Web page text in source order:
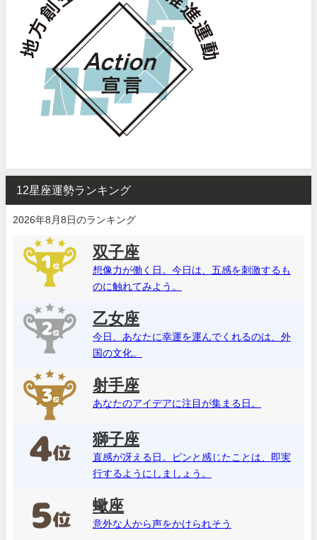
12星座運勢ランキング
2026年8月8日のランキング
双子座
想像力が働く日。今日は、五感を刺激するも
のに触れてみよう。
乙女座
今日、あなたに幸運を運んでくれるのは、外
国の文化。
射手座
あなたのアイデアに注目が集まる日。
獅子座
直感が冴える日。ピンと感じたことは、即実
行するようにしましょう。
蠍座
意外な人から声をかけられそう